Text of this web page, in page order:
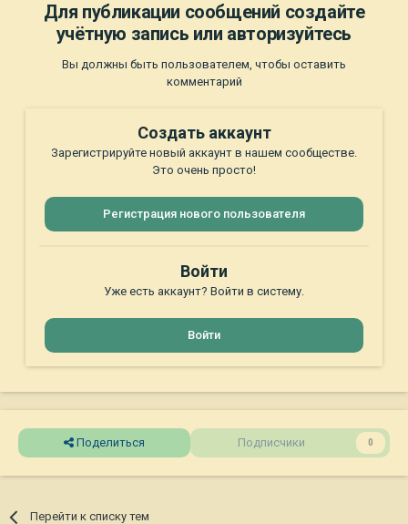
Для публикации сообщений создайте
учётную запись или авторизуйтесь
Вы должны быть пользователем, чтобы оставить
комментарий
Создать аккаунт
Зарегистрируйте новый аккаунт в нашем сообществе.
Это очень просто!
Регистрация нового пользователя
Войти
Уже есть аккаунт? Войти в систему.
Войти
Поделиться Подписчики 0
Перейти к списку тем